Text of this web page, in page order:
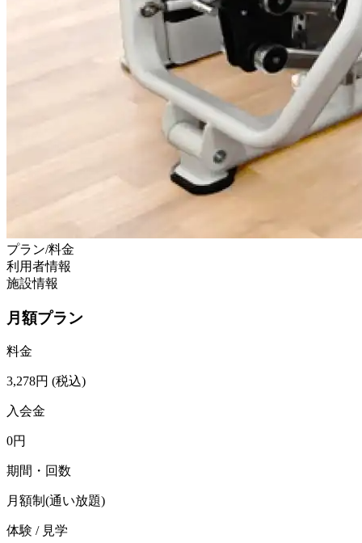
プラン/料金
利用者情報
施設情報
月額プラン
料金
3,278円 (税込)
入会金
0円
期間・回数
月額制(通い放題)
体験 / 見学